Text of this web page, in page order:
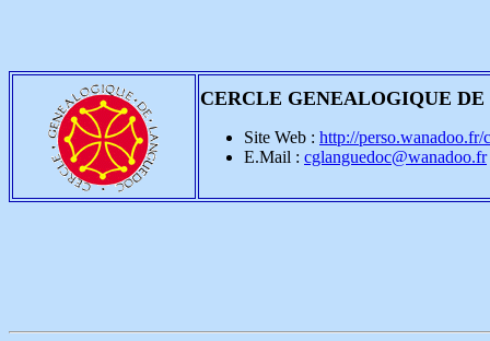
CERCLE GENEALOGIQUE
Site Web : http://perso.wanadoo.fr/
E.Mail : cglanguedoc@wanadoo.fr